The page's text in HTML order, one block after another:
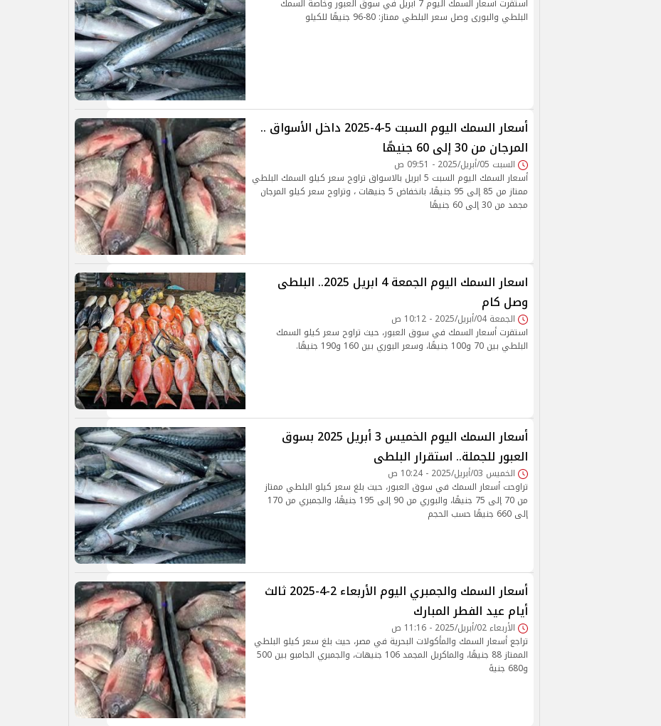
استقرت أسعار السمك اليوم 7 أبريل في سوق العبور وخاصة السمك
البلطي والبورى وصل سعر البلطي ممتاز: 80-96 جنيهًا للكيلو
أسعار السمك اليوم السبت 5-4-2025 داخل الأسواق ..
المرجان من 30 إلى 60 جنيهًا
السبت 05/أبريل/2025 - 09:51 ص
أسعار السمك اليوم السبت 5 ابريل بالاسواق تراوح سعر كيلو السمك البلطي
ممتاز من 85 إلى 95 جنيهًا، بانخفاض 5 جنيهات ، وتراوح سعر كيلو المرجان
مجمد من 30 إلى 60 جنيهًا
اسعار السمك اليوم الجمعة 4 ابريل 2025.. البلطى
وصل كام
الجمعة 04/أبريل/2025 - 10:12 ص
استقرت أسعار السمك في سوق العبور، حيث تراوح سعر كيلو السمك
البلطي بين 70 و100 جنيهًا، وسعر البوري بين 160 و190 جنيهًا.
أسعار السمك اليوم الخميس 3 أبريل 2025 بسوق
العبور للجملة.. استقرار البلطى
الخميس 03/أبريل/2025 - 10:24 ص
تراوحت أسعار السمك في سوق العبور، حيث بلغ سعر كيلو البلطي ممتاز
من 70 إلى 75 جنيهًا، والبوري من 90 إلى 195 جنيهًا، والجمبري من 170
إلى 660 جنيهًا حسب الحجم
أسعار السمك والجمبري اليوم الأربعاء 2-4-2025 ثالث
أيام عيد الفطر المبارك
الأربعاء 02/أبريل/2025 - 11:16 ص
تراجع أسعار السمك والمأكولات البحرية في مصر، حيث بلغ سعر كيلو البلطي
الممتاز 88 جنيهًا، والماكريل المجمد 106 جنيهات، والجمبري الجامبو بين 500
و680 جنيهً